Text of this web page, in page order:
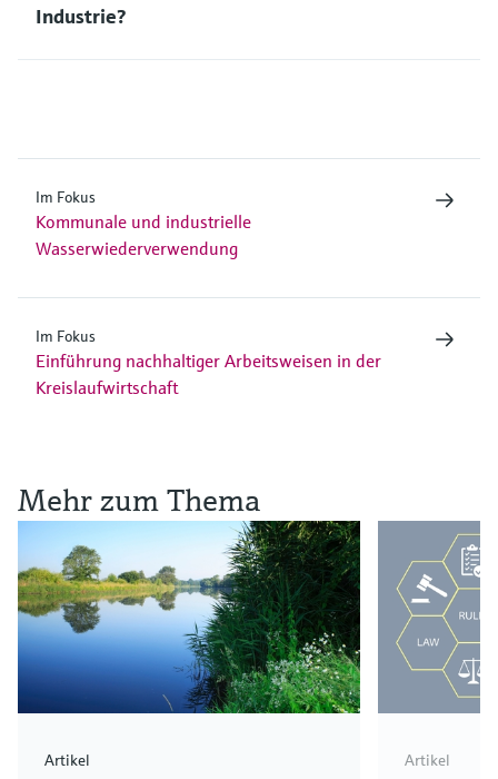
Industrie?
Im Fokus
Kommunale und industrielle
Wasserwiederverwendung
Im Fokus
Einführung nachhaltiger Arbeitsweisen in der
Kreislaufwirtschaft
Mehr zum Thema
Artikel Artikel